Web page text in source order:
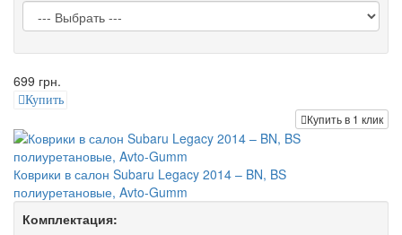
699 грн.
Купить
Купить в 1 клик
Коврики в салон Subaru Legacy 2014 – BN, BS
полиуретановые, Avto-Gumm
Комплектация: